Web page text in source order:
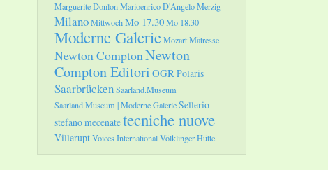
Marguerite DonlonMarioenrico D'AngeloMerzig
MilanoMittwochMo 17.30Mo 18.30
Moderne GalerieMozartMätresse
Newton ComptonNewton
Compton Editori OGRPolaris
SaarbrückenSaarland.Museum
Saarland.Museum | Moderne GalerieSellerio
stefano mecenatetecniche nuove
VilleruptVoices InternationalVölklinger Hütte